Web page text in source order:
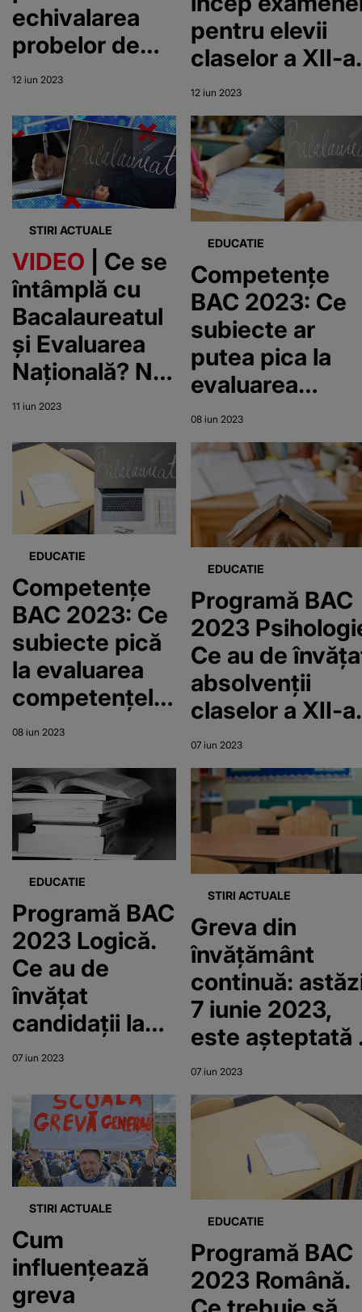
echivalarea
probelor de
competențe!
12 iun 2023
pentru elevii
claselor a XII-
Rezultatele la
Bacalaureat se
afișează pe 3
iulie
12 iun 2023
STIRI ACTUALE
VIDEO | Ce se
întâmplă cu
Bacalaureatul
și Evaluarea
Națională? Noi
modificări
examenele
naționale!
11 iun 2023
EDUCATIE
Competențe
BAC 2023: Ce
subiecte ar
putea pica la
evaluarea
competențelor
digitale?
08 iun 2023
EDUCATIE
Competențe
BAC 2023: Ce
subiecte pică
la evaluarea
competențelor
lingvistice în
franceză?
08 iun 2023
EDUCATIE
Programă BAC
2023
Ce au de
absolvenții
claselor a XII-a
pentru proba la
alegere?
07 iun 2023
EDUCATIE
Programă BAC
2023 Logică.
Ce au de
învățat
candidații la
această
07 iun 2023
STIRI ACTUALE
Greva din
învățământ
continuă:
7 iunie 2023,
este așteptată
nouă rundă de
negocieri
07 iun 2023
STIRI ACTUALE
Cum
influențează
greva
EDUCATIE
Programă BAC
2023 Română.